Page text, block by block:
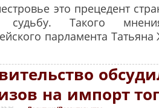
это прецедент
Такого
парламента
на импорт